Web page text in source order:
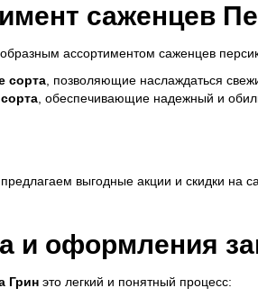
саженцев
ассортиментом саженцев
сорта, позволяющие наслаждаться
, обеспечивающие надежный и
выгодные акции и скидки на
и оформления
Гринэто легкий и понятный процесс: